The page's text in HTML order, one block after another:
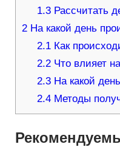
1.3 Рассчитать
2На какой день
2.1 Как
2.2 Что влияет
2.3 На какой
2.4 Методы